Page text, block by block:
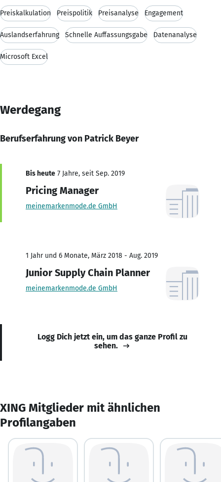
Preiskalkulation Preispolitik Preisanalyse Engagement
Auslandserfahrung Schnelle Auffassungsgabe Datenanalyse
Microsoft Excel
Werdegang
Berufserfahrung von Patrick Beyer
Bis heute 7 Jahre, seit Sep. 2019
Pricing Manager
meinemarkenmode.de GmbH
1 Jahr und 6 Monate, März 2018 - Aug. 2019
Junior Supply Chain Planner
meinemarkenmode.de GmbH
Logg Dich jetzt ein, um das ganze Profil zu
sehen.
XING Mitglieder mit ähnlichen
Profilangaben